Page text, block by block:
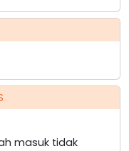
masuk tidak